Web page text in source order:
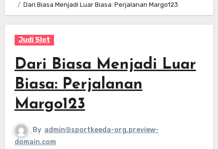
Dari Biasa Menjadi Luar Biasa: Perjalanan Margo123
Judi Slot
Dari Biasa Menjadi Luar
Biasa: Perjalanan
Margo123
By admin@sportkeeda-org.preview-
domain.com